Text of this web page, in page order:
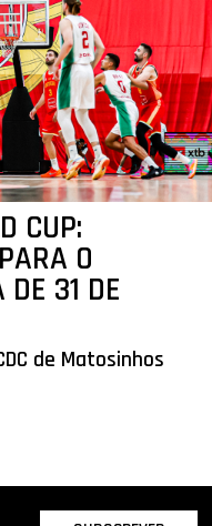
CUP:
O
DE 31 DE
de Matosinhos